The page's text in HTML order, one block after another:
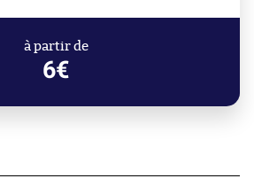
à partir de
6€